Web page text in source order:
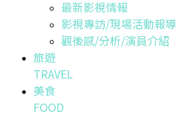
最新影視情報
影視專訪/現場活動報導
觀後感/分析/演員介紹
旅遊
TRAVEL
美食
FOOD